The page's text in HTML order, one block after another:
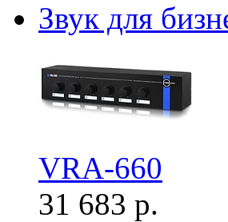
Звук для
VRA-660
31 683 р.